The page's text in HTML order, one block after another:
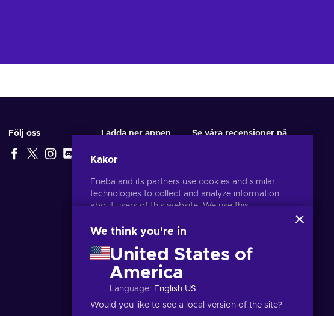
Följ oss Ladda ner appen Se våra recensioner på
Kakor
Eneba and its partners use cookies and similar
technologies to collect and analyze information
about users of this website. We use this
other services on the site. Your personal data may
By clicking 'Accept all', you consent to the use of
these technologies by Eneba and its partners. You
can adjust your consent by clicking 'Customize'.
For more information on how Google uses your
data, seeGoogle Business Safety & Privacy
We think you're in
United States of
America
Language: English US
Would you like to see a local version of the site?